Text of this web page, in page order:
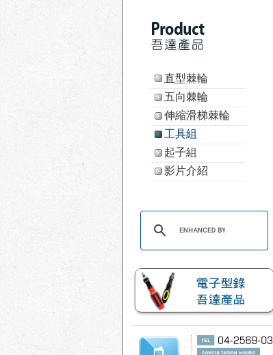
直型棘輪
五向棘輪
伸縮滑梯棘輪
工具組
起子組
影片介紹